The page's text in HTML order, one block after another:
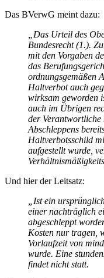
Das BVerwG meint dazu:
„Das Urteil des
Bundesrecht (1.).
mit den Vorgaben
das
ordnungsgemäßen
Haltverbot auch
wirksam geworden
auch im Übrigen
der Verantwortliche
Abschleppens
Haltverbotsschild
aufgestellt wurde,
Und hier der Leitsatz:
„Ist ein
einer nachträglich
abgeschleppt
Kosten nur tragen,
Vorlaufzeit von
wurde. Eine
findet nicht statt.